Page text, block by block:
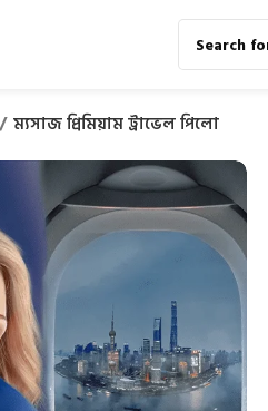
ম্যসাজ প্রিমিয়াম ট্রাভেল পিলো